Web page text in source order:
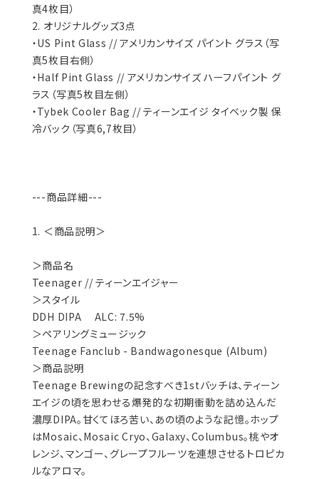
真4枚目）
2. オリジナルグッズ3点
・US Pint Glass // アメリカンサイズ パイント グラス（写
真5枚目右側）
・Half Pint Glass // アメリカンサイズ ハーフパイント グ
ラス（写真5枚目左側）
・Tybek Cooler Bag // ティーンエイジ タイベック製 保
冷バック（写真6,7枚目）
---商品詳細---
1. ＜商品説明＞
＞商品名
Teenager // ティーンエイジャー
＞スタイル
DDH DIPA ALC: 7.5%
＞ペアリングミュージック
Teenage Fanclub - Bandwagonesque (Album)
＞商品説明
Teenage Brewingの記念すべき1stバッチは、ティーン
エイジの頃を思わせる爆発的な初期衝動を詰め込んだ
濃厚DIPA。甘くてほろ苦い、あの頃のような記憶。ホップ
はMosaic、Mosaic Cryo、Galaxy、Columbus。桃やオ
レンジ、マンゴー、グレープフルーツを連想させるトロピカ
ルなアロマ。